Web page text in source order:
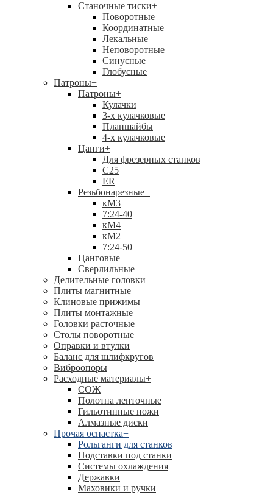
Станочные тиски+
Поворотные
Координатные
Лекальные
Неповоротные
Синусные
Глобусные
Патроны+
Патроны+
Кулачки
3-х кулачковые
Планшайбы
4-х кулачковые
Цанги+
Для фрезерных станков
С25
ER
Резьбонарезные+
кМ3
7:24-40
кМ4
кМ2
7:24-50
Цанговые
Сверлильные
Делительные головки
Плиты магнитные
Клиновые прижимы
Плиты монтажные
Головки расточные
Столы поворотные
Оправки и втулки
Баланс для шлифкругов
Виброопоры
Расходные материалы+
СОЖ
Полотна ленточные
Гильотинные ножи
Алмазные диски
Прочая оснастка+
Рольганги для станков
Подставки под станки
Системы охлаждения
Державки
Маховики и ручки